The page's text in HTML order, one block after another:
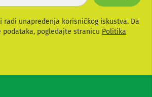
unapređenja korisničkog iskustva. Da
pogledajte stranicu Politika